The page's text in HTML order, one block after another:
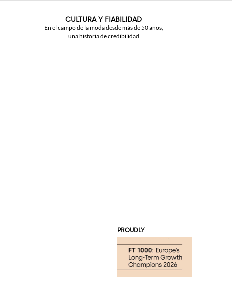
CULTURA Y FIABILIDAD
En el campo de la moda desde más de 50 años,
una historia de credibilidad
PROUDLY